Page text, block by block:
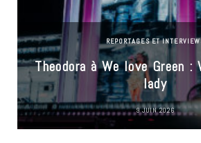
REPORTAGES ET
Theodora à We love Green :
lady
9 JUIN 2026